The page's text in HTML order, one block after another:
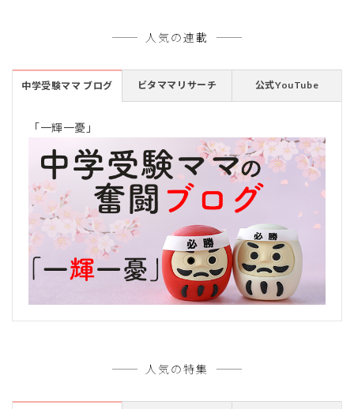
人気の連載
中学受験ママ ブログ ビタママリサーチ 公式YouTube
「一輝一憂」
人気の特集